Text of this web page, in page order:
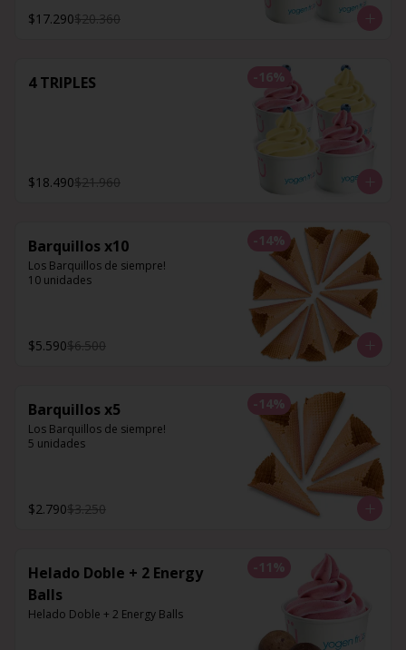
$17.290$20.360
-16%
4 TRIPLES
$18.490$21.960
-14%
Barquillos x10
Los Barquillos de siempre!
10 unidades
$5.590$6.500
-14%
Barquillos x5
Los Barquillos de siempre!
5 unidades
$2.790$3.250
-11 %
Helado Doble + 2 Energy
Balls
Helado Doble + 2 Energy Balls